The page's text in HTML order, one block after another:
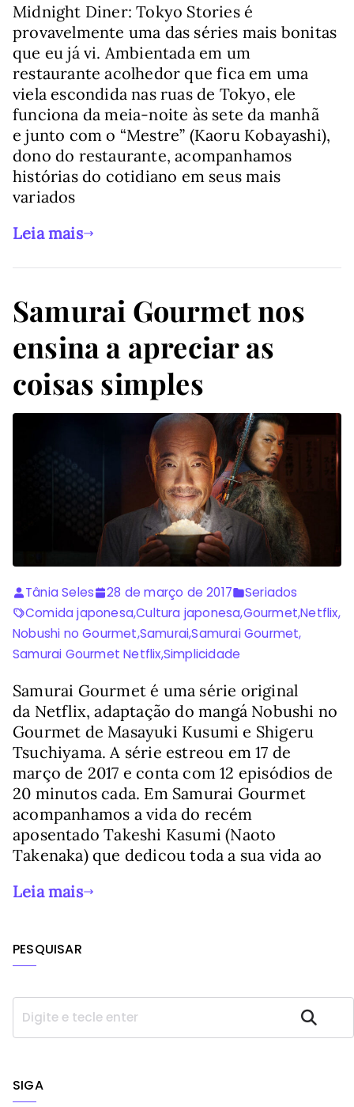
Midnight Diner: Tokyo Stories é
provavelmente uma das séries mais bonitas
que eu já vi. Ambientada em um
restaurante acolhedor que fica em uma
viela escondida nas ruas de Tokyo, ele
funciona da meia-noite às sete da manhã
e junto com o “Mestre” (Kaoru Kobayashi),
dono do restaurante, acompanhamos
histórias do cotidiano em seus mais
variados
Leia mais
Samurai Gourmet nos
ensina a apreciar as
coisas simples
Tânia Seles 28 de março de 2017
Seriados
Comida japonesa,Cultura japonesa,Gourmet,Netflix,
Nobushi no Gourmet,Samurai,Samurai Gourmet,
Samurai Gourmet Netflix,Simplicidade
Samurai Gourmet é uma série original
da Netflix, adaptação do mangá Nobushi no
Gourmet de Masayuki Kusumi e Shigeru
Tsuchiyama. A série estreou em 17 de
março de 2017 e conta com 12 episódios de
20 minutos cada. Em Samurai Gourmet
acompanhamos a vida do recém
aposentado Takeshi Kasumi (Naoto
Takenaka) que dedicou toda a sua vida ao
Leia mais
PESQUISAR
s
i
Pesquisar
SIGA